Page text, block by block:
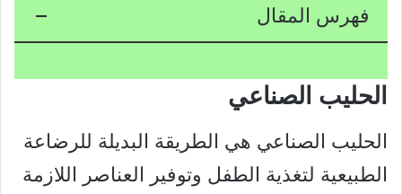
فهرس المقال
الحليب الصناعي
الحليب الصناعي هي الطريقة البديلة للرضاعة
الطبيعية لتغذية الطفل وتوفير العناصر اللازمة